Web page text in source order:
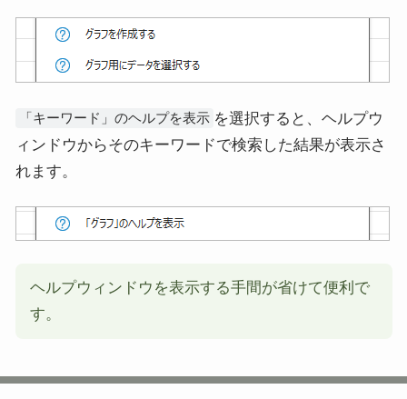
「キーワード」のヘルプを表示 を選択すると、ヘルプウ
ィンドウからそのキーワードで検索した結果が表示さ
れます。
ヘルプウィンドウを表示する手間が省けて便利で
す。